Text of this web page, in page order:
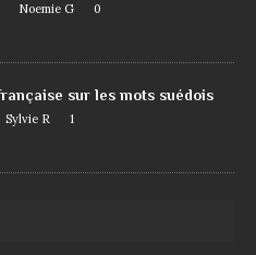
Noemie G 0
sur les mots suédois
Sylvie R 1